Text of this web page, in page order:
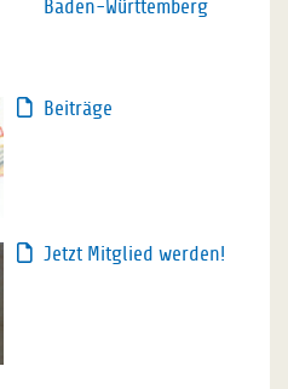
Baden-Württemberg
Beiträge
Jetzt Mitglied werden!